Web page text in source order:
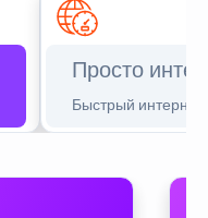
Просто
Быстрый интернет